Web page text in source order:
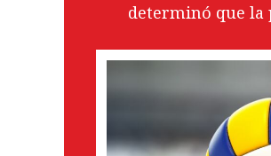
determinó que la